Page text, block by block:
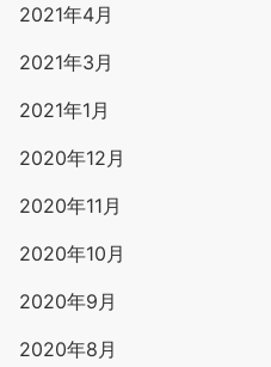
2021年4月
2021年3月
2021年1月
2020年12月
2020年11月
2020年10月
2020年9月
2020年8月